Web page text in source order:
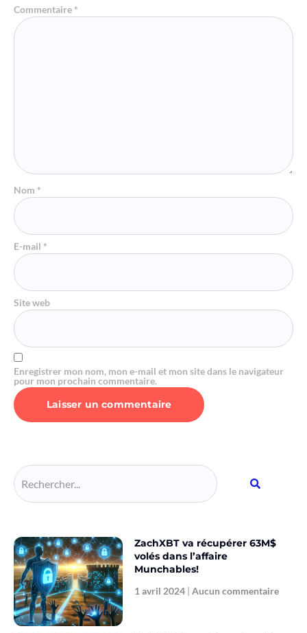
Commentaire *
Nom *
E-mail *
Site web
Enregistrer mon nom, mon e-mail et mon site dans le navigateur
pour mon prochain commentaire.
ZachXBT va récupérer 63M$
volés dans l’affaire
Munchables!
1 avril 2024 Aucun commentaire